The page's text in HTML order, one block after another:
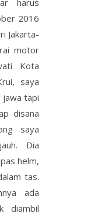
2016
Jakarta-
motor
Kota
saya
jawa tapi
disana
saya
Dia
helm,
tas.
ada
diambil